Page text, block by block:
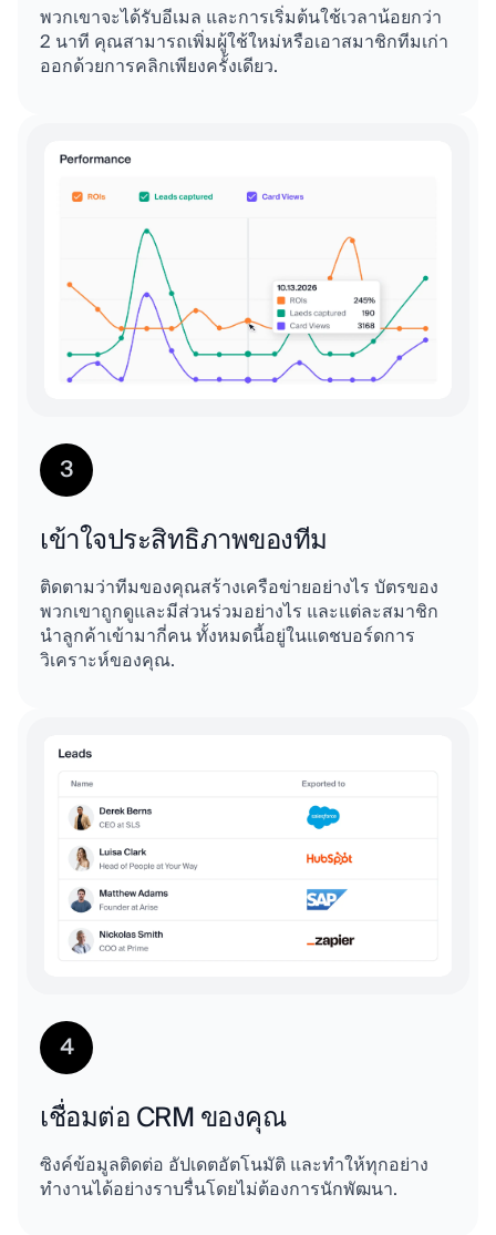
พวกเขาจะได้รับอีเมล และการเริ่มต้นใช้เวลาน้อยกว่า
2 นาที คุณสามารถเพิ่มผู้ใช้ใหม่หรือเอาสมาชิกทีมเก่า
ออกด้วยการคลิกเพียงครั้งเดียว.
3
เข้าใจประสิทธิภาพของทีม
ติดตามว่าทีมของคุณสร้างเครือข่ายอย่างไร บัตรของ
พวกเขาถูกดูและมีส่วนร่วมอย่างไร และแต่ละสมาชิก
นำลูกค้าเข้ามากี่คน ทั้งหมดนี้อยู่ในแดชบอร์ดการ
วิเคราะห์ของคุณ.
4
เชื่อมต่อ CRM ของคุณ
ซิงค์ข้อมูลติดต่อ อัปเดตอัตโนมัติ และทำให้ทุกอย่าง
ทำงานได้อย่างราบรื่นโดยไม่ต้องการนักพัฒนา.